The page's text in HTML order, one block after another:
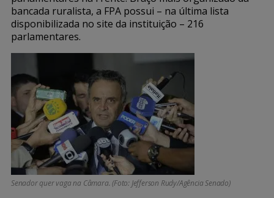
bancada ruralista, a FPA possui – na última lista
disponibilizada no site da instituição – 216
parlamentares.
Senador quer vaga na Câmara. (Foto: Jefferson Rudy/Agência Senado)